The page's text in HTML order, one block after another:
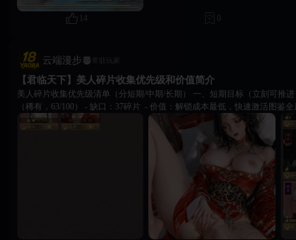
14
云端漫步
【君临天下】美人碎片收集优先级和价值简介
美人碎片收集优先级清单（分短期/中期/长期） 一、短期目标（立刻可推进，1-3天内解锁/成型） 1. 邹氏
（稀有，63/100） - 缺口：37碎片 ​ - 价值：解锁成本最低，快速激活图鉴全局属性，前期推图过渡辅助，
碎片获取难度低 ​ - 行动：日常招募、分解兑换优先补满碎片，第一个新解锁美人 2. 环儿升星（
剩余85碎片） - 价值：全阵营通用加成，无阵容限制，碎片存量充足，升星直接全队提攻防血 ​ - 行动：多
余碎片全部用于升星，优先拉高星级，不用囤 3. 大乔基础碎片囤货（已解锁，4碎片） - 缺口极大，仅顺
碎片 ​ - 价值：全游戏独一档治疗美人，推图、副本、竞技场全部刚需，任
乔」吴国核心羁绊，吴国输出队核心挂件 ​ - 行动：和蔡文姬同步收集，走